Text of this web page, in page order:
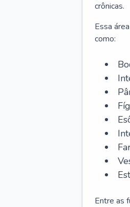
crônicas.
Essa
como:
Entre as